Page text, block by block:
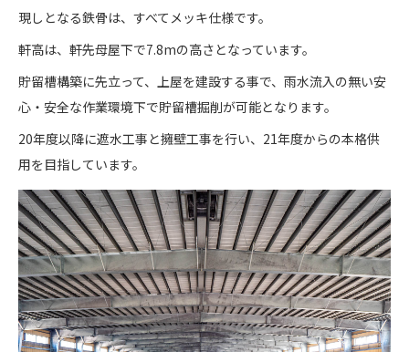
現しとなる鉄骨は、すべてメッキ仕様です。
軒高は、軒先母屋下で7.8mの高さとなっています。
貯留槽構築に先立って、上屋を建設する事で、雨水流入の無い安
心・安全な作業環境下で貯留槽掘削が可能となります。
20年度以降に遮水工事と擁壁工事を行い、21年度からの本格供
用を目指しています。